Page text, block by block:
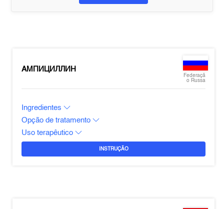
АМПИЦИЛЛИН
Federaçã
o Russa
Ingredientes
Opção de tratamento
Uso terapêutico
INSTRUÇÃO